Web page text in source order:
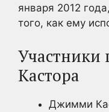
января 2012
того, как ему
Кастора
Джимми